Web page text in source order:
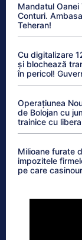
Mandatul
Conturi.
Teheran!
Cu digitalizare
și blochează
în pericol!
Operațiunea
de Bolojan cu
trainice cu
Milioane furate
impozitele
pe care